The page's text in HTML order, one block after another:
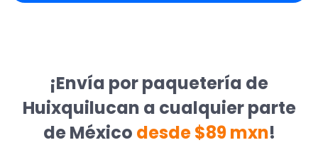
¡Envía por paquetería de
Huixquilucan a cualquier parte
de México desde $89 mxn!